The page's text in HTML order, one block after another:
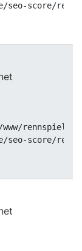
score/
score/